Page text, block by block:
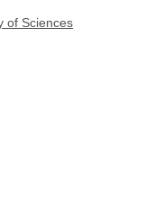
of Sciences